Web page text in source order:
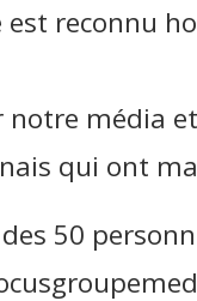
reconnu
notre média
qui ont
50